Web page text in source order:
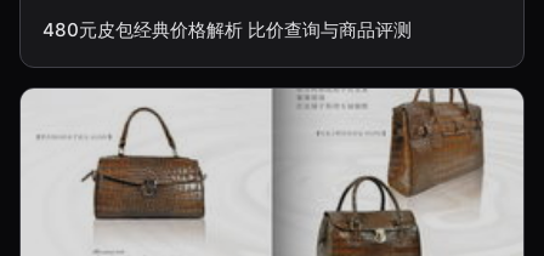
480元皮包经典价格解析 比价查询与商品评测